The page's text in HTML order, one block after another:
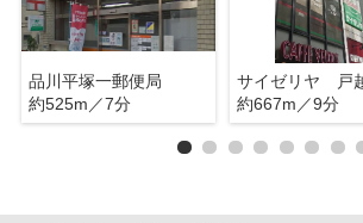
品川平塚一郵便局
約525m／7分
サイゼリヤ 戸
約667m／9分